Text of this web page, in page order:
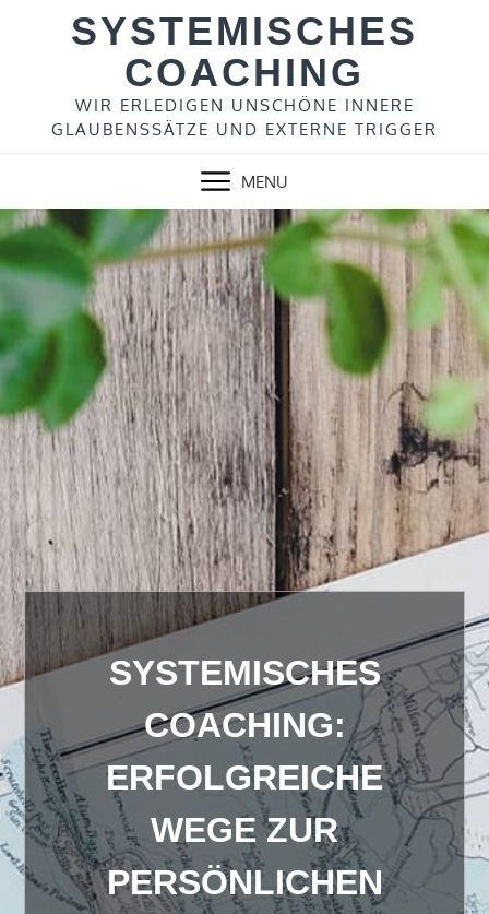
SYSTEMISCHES
COACHING
WIR ERLEDIGEN UNSCHÖNE INNERE
GLAUBENSSÄTZE UND EXTERNE TRIGGER
MENU
SYSTEMISCHES
COACHING:
ERFOLGREICHE
WEGE ZUR
PERSÖNLICHEN